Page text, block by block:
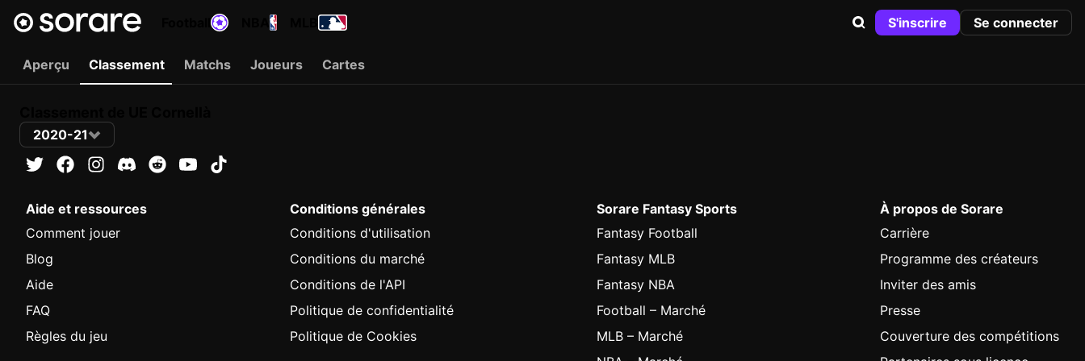
S'inscrire Se connecter
Aperçu Classement Matchs Joueurs Cartes
2020-21
Aide et ressources
Comment jouer
Blog
Aide
FAQ
Règles du jeu
Conditions générales
Conditions d'utilisation
Conditions du marché
Conditions de l'API
Politique de confidentialité
Politique de Cookies
Sorare Fantasy Sports
Fantasy Football
Fantasy MLB
Fantasy NBA
Football – Marché
MLB – Marché
À propos de Sorare
Carrière
Programme des créateurs
Inviter des amis
Presse
Couverture des compétitions